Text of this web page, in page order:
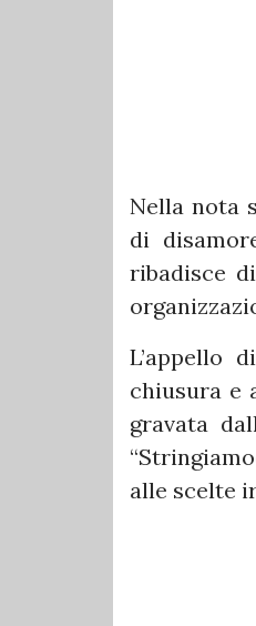
Nella nota
di
ribadisce
L’appello
chiusura e
gravata
alle scelte